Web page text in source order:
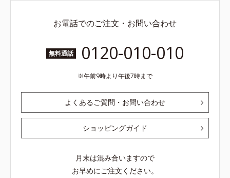
お電話でのご注文・お問い合わせ
無料通話 0120-010-010
午前9時より午後7時まで
よくあるご質問・お問い合わせ
ショッピングガイド
月末は混み合いますので
お早めにご注文ください。